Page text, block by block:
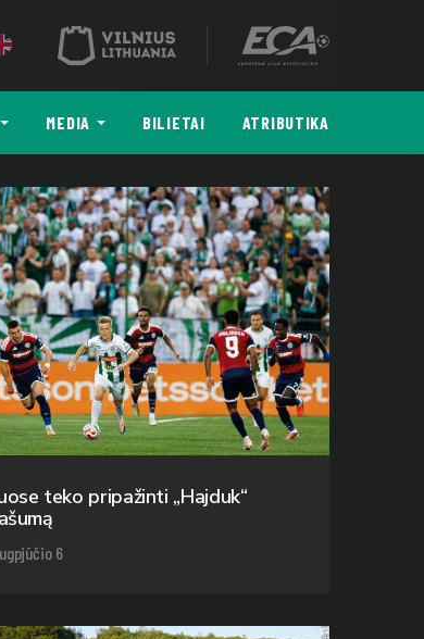
MEDIA BILIETAI ATRIBUTIKA
teko pripažinti „Hajduk“
6